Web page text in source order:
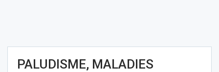
PALUDISME, MALADIES